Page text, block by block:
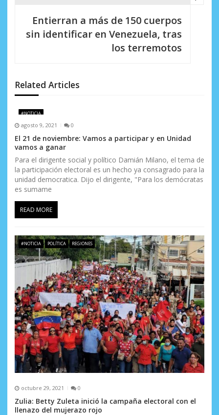
n
d
e
e
n
t
r
a
d
a
s
Entierran a más de 150 cuerpos
sin identificar en Venezuela, tras
los terremotos
Related Articles
#NOTICIA
agosto 9, 2021 0
El 21 de noviembre: Vamos a participar y en Unidad
vamos a ganar
Para el dirigente social y político Damián Milano, el tema de
la participación electoral es un hecho ya consagrado para la
unidad democratica. Dijo el dirigente, "Para los demócratas
es sumame
READ MORE
#NOTICIA POLÍTICA REGIONES
octubre 29, 2021 0
Zulia: Betty Zuleta inició la campaña electoral con el
llenazo del mujerazo rojo